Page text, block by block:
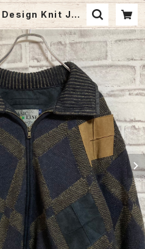
Design Knit Jac
ャケット 3Dニット
柄ニット セーター
着 | Fuzzy Fuzzy